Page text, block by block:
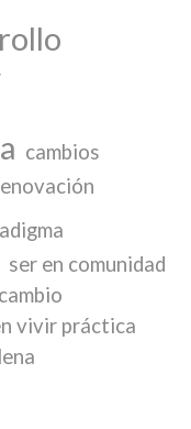
cambios
ser en comunidad
vivir práctica